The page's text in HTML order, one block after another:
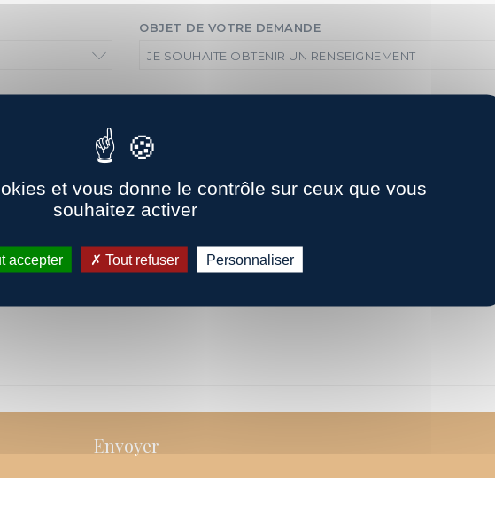
OBJET DE VOTRE DEMANDE
JE SOUHAITE OBTENIR UN RENSEIGNEMENT
et vous donne le contrôle sur ceux que vous
souhaitez activer
accepter Tout refuser Personnaliser